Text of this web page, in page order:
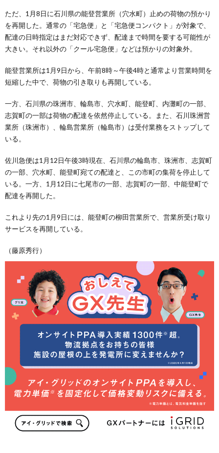
ただ、1月8日に石川県の能登営業所（穴水町）止めの荷物の預かり
を再開した。通常の「宅急便」と「宅急便コンパクト」が対象で、
配達の日時指定はまだ対応できず、配達まで時間を要する可能性が
大きい。それ以外の「クール宅急便」などは預かりの対象外。
能登営業所は1月9日から、午前8時～午後4時と通常より営業時間を
短縮した中で、荷物の引き取りも再開している。
一方、石川県の珠洲市、輪島市、穴水町、能登町、内灘町の一部、
志賀町の一部は荷物の配達を依然停止している。また、石川珠洲営
業所（珠洲市）、輪島営業所（輪島市）は受付業務をストップして
いる。
佐川急便は1月12日午後3時現在、石川県の輪島市、珠洲市、志賀町
の一部、穴水町、能登町宛ての配達と、この市町の集荷を停止して
いる。一方、1月12日に七尾市の一部、志賀町の一部、中能登町で
配達を再開した。
これより先の1月9日には、能登町の柳田営業所で、営業所受け取り
サービスを再開している。
（藤原秀行）